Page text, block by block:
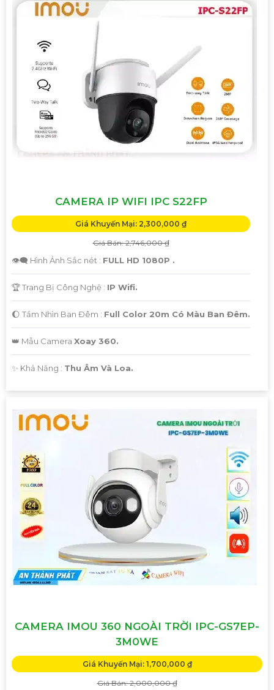
CAMERA IP WIFI IPC S22FP
Giá Khuyến Mại: 2,300,000 ₫
Giá Bán: 2,746,000 ₫
👁️‍🗨 Hình Ảnh Sắc nét : FULL HD 1080P .
🏆 Trang Bị Công Nghệ : IP Wifi.
🌔 Tầm Nhìn Ban Đêm : Full Color 20m Có Màu Ban Đêm.
👑 Mẫu Camera Xoay 360.
️✨ Khả Năng : Thu Âm Và Loa.
CAMERA IMOU 360 NGOÀI TRỜI IPC-GS7EP-
3M0WE
Giá Khuyến Mại: 1,700,000 ₫
Giá Bán: 2,000,000 ₫